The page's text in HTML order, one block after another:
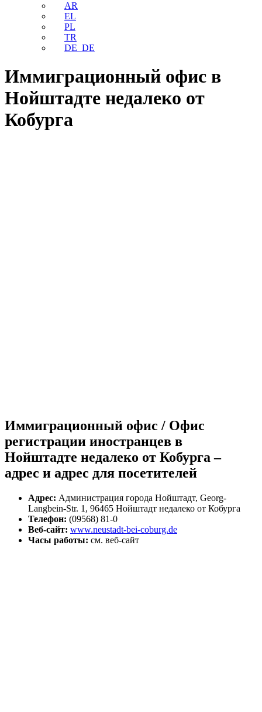
AR
EL
PL
TR
DE_DE
Иммиграционный офис в
Нойштадте недалеко от
Кобурга
Иммиграционный офис / Офис
регистрации иностранцев в
Нойштадте недалеко от Кобурга –
адрес и адрес для посетителей
Адрес: Администрация города Нойштадт, Georg-
Langbein-Str. 1, 96465 Нойштадт недалеко от Кобурга
Телефон: (09568) 81-0
Веб-сайт: www.neustadt-bei-coburg.de
Часы работы: см. веб-сайт